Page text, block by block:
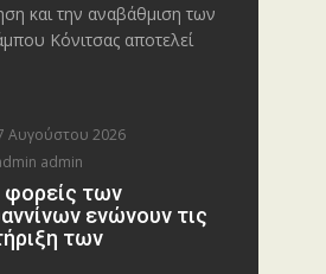
και την αναβάθμιση των
Κόνιτσας αποτελεί
Αυγούστου 2026
admin
φορείς των
ενώνουν τις
των